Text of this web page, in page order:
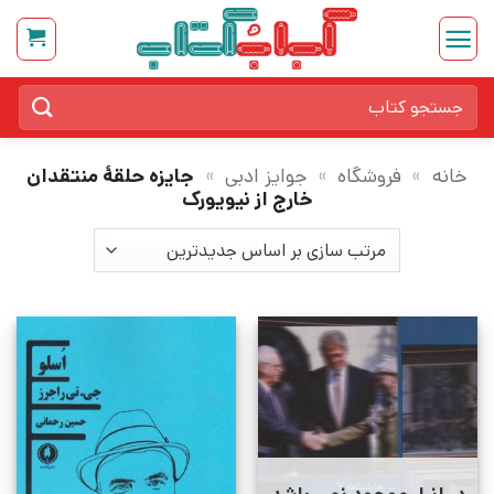
Skip
content
برای:
خانه » فروشگاه » جوایز ادبی » جایزه حلقهٔ منتقدان
خارج از نیویورک